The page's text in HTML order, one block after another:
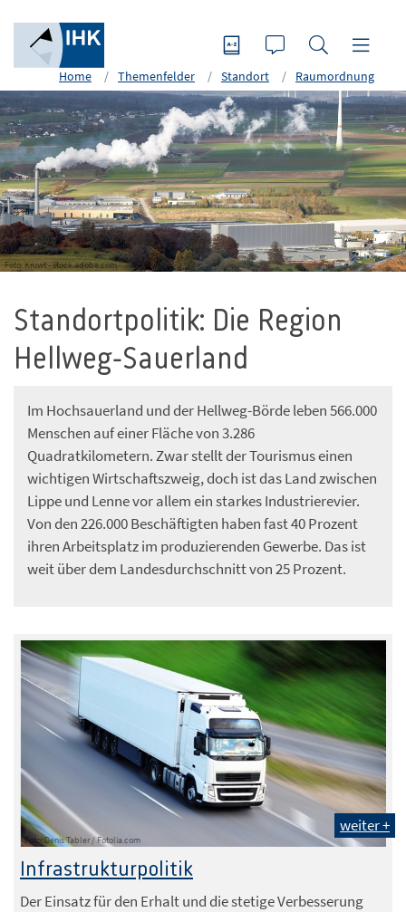
Home Themenfelder Standort Raumordnung
Foto: Kruwt - stock.adobe.com
Standortpolitik: Die Region
Hellweg-Sauerland
Im Hochsauerland und der Hellweg-Börde leben 566.000
Menschen auf einer Fläche von 3.286
Quadratkilometern. Zwar stellt der Tourismus einen
wichtigen Wirtschaftszweig, doch ist das Land zwischen
Lippe und Lenne vor allem ein starkes Industrierevier.
Von den 226.000 Beschäftigten haben fast 40 Prozent
ihren Arbeitsplatz im produzierenden Gewerbe. Das ist
weit über dem Landesdurchschnitt von 25 Prozent.
Foto: Denis Tabler / Fotolia.com
weiter +
Infrastrukturpolitik
Der Einsatz für den Erhalt und die stetige Verbesserung